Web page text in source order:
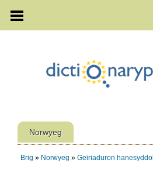
Norwyeg
Brig » Norwyeg » Geiriaduron hanesyddol